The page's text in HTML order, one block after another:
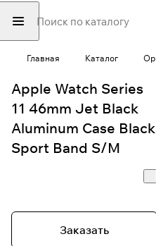
Главная Каталог
Apple Watch Series
11 46mm Jet Black
Aluminum Case Black
Sport Band S/M
Заказать